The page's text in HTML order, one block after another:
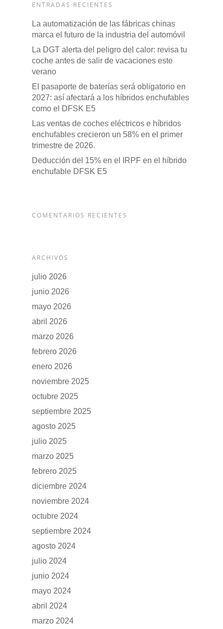
ENTRADAS RECIENTES
La automatización de las fábricas chinas
marca el futuro de la industria del automóvil
La DGT alerta del peligro del calor: revisa tu
coche antes de salir de vacaciones este
verano
El pasaporte de baterías será obligatorio en
2027: así afectará a los híbridos enchufables
como el DFSK E5
Las ventas de coches eléctricos e híbridos
enchufables crecieron un 58% en el primer
trimestre de 2026.
Deducción del 15% en el IRPF en el híbrido
enchufable DFSK E5
COMENTARIOS RECIENTES
ARCHIVOS
julio 2026
junio 2026
mayo 2026
abril 2026
marzo 2026
febrero 2026
enero 2026
noviembre 2025
octubre 2025
septiembre 2025
agosto 2025
julio 2025
marzo 2025
febrero 2025
diciembre 2024
noviembre 2024
octubre 2024
septiembre 2024
agosto 2024
julio 2024
junio 2024
mayo 2024
abril 2024
marzo 2024
POSTVENTA
Garantías
Mantenimiento
Manuales y catálogos
BLOG
CONTACTO